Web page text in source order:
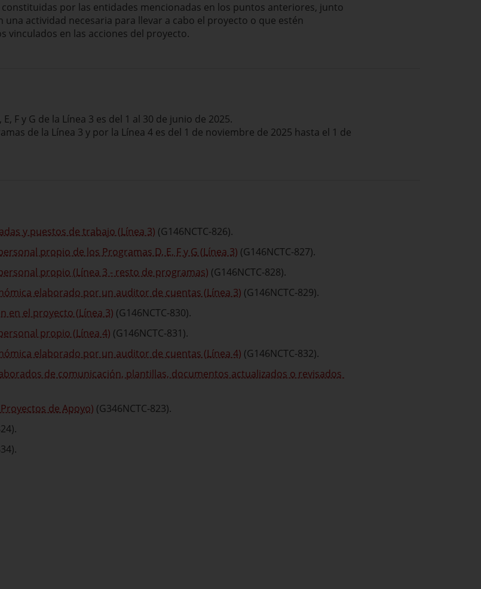
por las entidades mencionadas en los puntos anteriores, junto
actividad necesaria para llevar a cabo el proyecto o que estén
vinculados en las acciones del proyecto.
F y G de la Línea 3 es del 1 al 30 de junio de 2025.
de la Línea 3 y por la Línea 4 es del 1 de noviembre de 2025 hasta el 1 de
y puestos de trabajo (Línea 3) (G146NCTC-826).
propio de los Programas D, E, F y G (Línea 3) (G146NCTC-827).
propio (Línea 3 - resto de programas) (G146NCTC-828).
elaborado por un auditor de cuentas (Línea 3) (G146NCTC-829).
en el proyecto (Línea 3) (G146NCTC-830).
propio (Línea 4) (G146NCTC-831).
elaborado por un auditor de cuentas (Línea 4) (G146NCTC-832).
de comunicación, plantillas, documentos actualizados o revisados
de Apoyo) (G346NCTC-823).